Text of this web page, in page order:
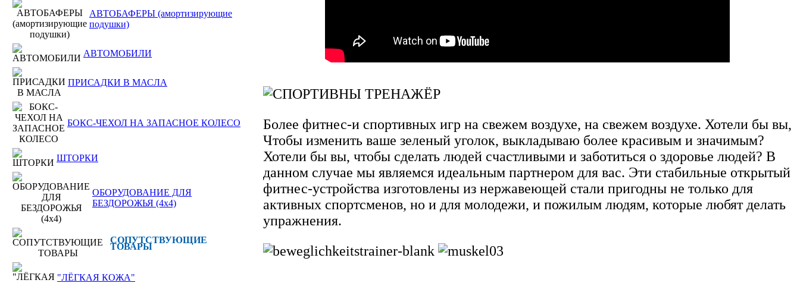
АВТОБАФЕРЫ (амортизирующие
подушки)
АВТОМОБИЛИ
ПРИСАДКИ В МАСЛА
БОКС-ЧЕХОЛ НА ЗАПАСНОЕ КОЛЕСО
ШТОРКИ
ОБОРУДОВАНИЕ ДЛЯ
БЕЗДОРОЖЬЯ (4x4)
СОПУТСТВУЮЩИЕ
ТОВАРЫ
"ЛЁГКАЯ КОЖА"
Более фитнес-и спортивных игр на свежем воздухе, на свежем воздухе. Хотели бы вы,
Чтобы изменить ваше зеленый уголок, выкладываю более красивым и значимым?
Хотели бы вы, чтобы сделать людей счастливыми и заботиться о здоровье людей? В
данном случае мы являемся идеальным партнером для вас. Эти стабильные открытый
фитнес-устройства изготовлены из нержавеющей стали пригодны не только для
активных спортсменов, но и для молодежи, и пожилым людям, которые любят делать
упражнения.